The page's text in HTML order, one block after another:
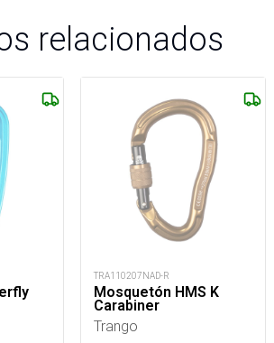
relacionados
TRA110207NAD-R
Mosquetón HMS K
Carabiner
Trango